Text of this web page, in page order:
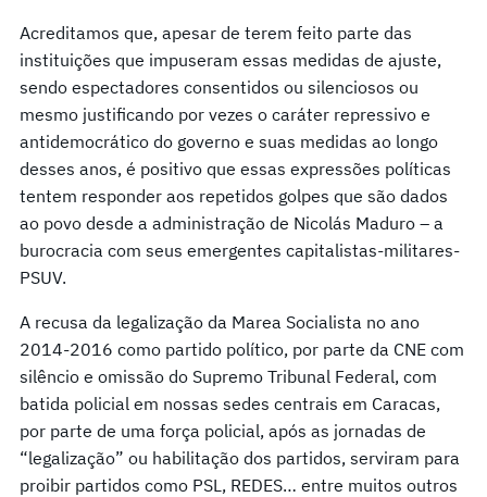
Acreditamos que, apesar de terem feito parte das
instituições que impuseram essas medidas de ajuste,
sendo espectadores consentidos ou silenciosos ou
mesmo justificando por vezes o caráter repressivo e
antidemocrático do governo e suas medidas ao longo
desses anos, é positivo que essas expressões políticas
tentem responder aos repetidos golpes que são dados
ao povo desde a administração de Nicolás Maduro – a
burocracia com seus emergentes capitalistas-militares-
PSUV.
A recusa da legalização da Marea Socialista no ano
2014-2016 como partido político, por parte da CNE com
silêncio e omissão do Supremo Tribunal Federal, com
batida policial em nossas sedes centrais em Caracas,
por parte de uma força policial, após as jornadas de
“legalização” ou habilitação dos partidos, serviram para
proibir partidos como PSL, REDES… entre muitos outros